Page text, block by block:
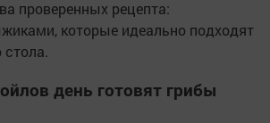
проверенных рецепта:
которые идеально подходят
стола.
день готовят грибы